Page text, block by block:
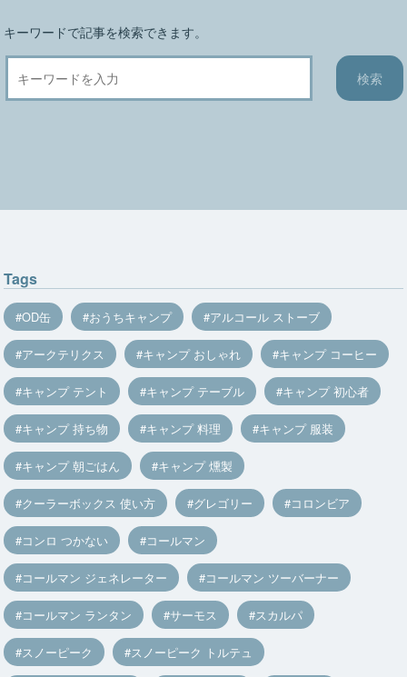
キーワードで記事を検索できます。
Tags
OD缶 おうちキャンプ アルコール ストーブ
アークテリクス キャンプ おしゃれ キャンプ コーヒー
キャンプ テント キャンプ テーブル キャンプ 初心者
キャンプ 持ち物 キャンプ 料理 キャンプ 服装
キャンプ 朝ごはん キャンプ 燻製
クーラーボックス 使い方 グレゴリー コロンビア
コンロ つかない コールマン
コールマン ジェネレーター コールマン ツーバーナー
コールマン ランタン サーモス スカルパ
スノーピーク スノーピーク トルテュ